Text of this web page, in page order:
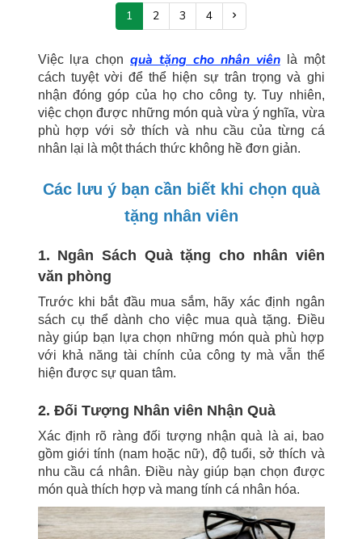
1 2 3 4
Việc lựa chọnquà tặng cho nhân viênlà một
cách tuyệt vời để thể hiện sự trân trọng và ghi
nhận đóng góp của họ cho công ty. Tuy nhiên,
việc chọn được những món quà vừa ý nghĩa, vừa
phù hợp với sở thích và nhu cầu của từng cá
nhân lại là một thách thức không hề đơn giản.
Các lưu ý bạn cần biết khi chọn quà
tặng nhân viên
1. Ngân Sách Quà tặng cho nhân viên
văn phòng
Trước khi bắt đầu mua sắm, hãy xác định ngân
sách cụ thể dành cho việc mua quà tặng. Điều
này giúp bạn lựa chọn những món quà phù hợp
với khả năng tài chính của công ty mà vẫn thể
hiện được sự quan tâm.
2. Đối Tượng Nhân viên Nhận Quà
Xác định rõ ràng đối tượng nhận quà là ai, bao
gồm giới tính (nam hoặc nữ), độ tuổi, sở thích và
nhu cầu cá nhân. Điều này giúp bạn chọn được
món quà thích hợp và mang tính cá nhân hóa.